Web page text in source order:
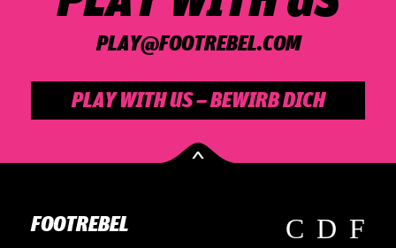
PLAY@­FOOT­RE­BEL.COM
PLAY WITH US – BEWIRB DICH
FOOTREBEL